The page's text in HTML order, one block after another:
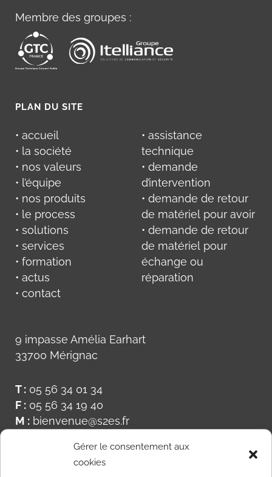
Gérer le consentement aux
cookies
Membre des groupes :
PLAN DU SITE
• accueil
• la société
• nos valeurs
• l’équipe
• nos produits
• le process
• solutions
• services
• formation
• actus
• contact
• assistance
technique
• demande
d’intervention
• demande de retour
de matériel pour avoir
• demande de retour
de matériel pour
échange ou
réparation
9 impasse Amélia Earhart
33700 Mérignac
T : 05 56 34 01 34
F : 05 56 34 19 40
M : bienvenue@s2es.fr